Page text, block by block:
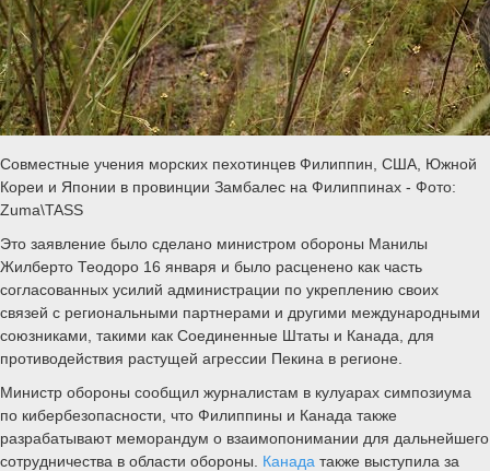
Совместные учения морских пехотинцев Филиппин, США, Южной
Кореи и Японии в провинции Замбалес на Филиппинах - Фото:
Zuma\TASS
Это заявление было сделано министром обороны Манилы
Жилберто Теодоро 16 января и было расценено как часть
согласованных усилий администрации по укреплению своих
связей с региональными партнерами и другими международными
союзниками, такими как Соединенные Штаты и Канада, для
противодействия растущей агрессии Пекина в регионе.
Министр обороны сообщил журналистам в кулуарах симпозиума
по кибербезопасности, что Филиппины и Канада также
разрабатывают меморандум о взаимопонимании для дальнейшего
сотрудничества в области обороны. Канада также выступила за